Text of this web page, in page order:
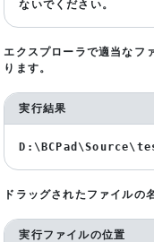
ないでください。
エクスプローラで適当なフ
ります。
実行結果
ドラッグされたファイルの
実行ファイルの位置